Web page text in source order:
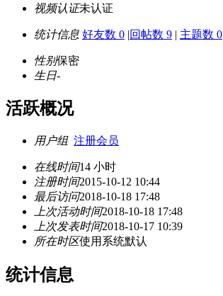
视频认证未认证
统计信息 好友数 0 |回帖数 9 | 主题数 0
性别保密
生日-
活跃概况
用户组 注册会员
在线时间14 小时
注册时间2015-10-12 10:44
最后访问2018-10-18 17:48
上次活动时间2018-10-18 17:48
上次发表时间2018-10-17 10:39
所在时区使用系统默认
统计信息